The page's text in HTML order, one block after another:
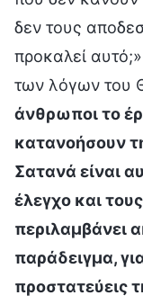
δεν τους
προκαλεί
των λόγων του
άνθρωποι το
κατανοήσουν
Σατανά είναι
έλεγχο και
περιλαμβάνει
παράδειγμα,
προστατεύεις